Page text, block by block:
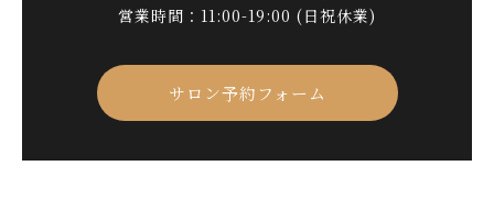
営業時間：11:00-19:00 (日祝休業)
サロン予約フォーム